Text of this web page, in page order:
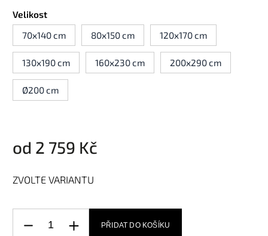
Velikost
70x140 cm
80x150 cm 120x170 cm
130x190 cm 160x230 cm 200x290 cm
Ø200 cm
od 2 759 Kč
ZVOLTE VARIANTU
PŘIDAT DO KOŠÍKU